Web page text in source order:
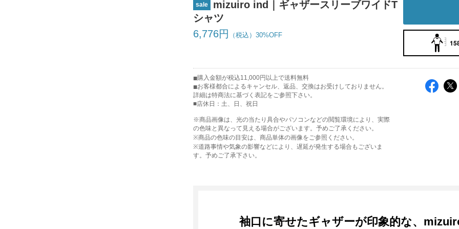
sale
mizuiro ind｜ギャザースリーブワイドT
シャツ
6,776円
30%OFF
購入金額が税込11,000円以上で送料無料
お客様都合によるキャンセル、返品、交換はお受けしておりません。
詳細は特商法に基づく表記をご参照下さい。
■店休日：土、日、祝日
※商品画像は、光の当たり具合やパソコンなどの閲覧環境により、実際
の色味と異なって見える場合がございます。予めご了承ください。
※商品の色味の目安は、商品単体の画像をご参照ください。
※道路事情や気象の影響などにより、遅延が発生する場合もございま
す。予めご了承下さい。
袖口に寄せたギャザーが印象的な、